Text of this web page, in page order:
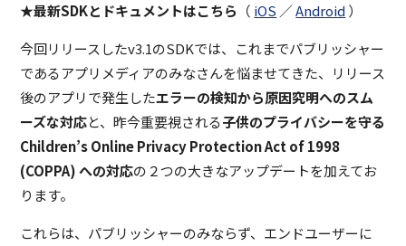
★最新SDKとドキュメントはこちら （ iOS ／Android）
今回リリースしたv3.1のSDKでは、これまでパブリッシャー
であるアプリメディアのみなさんを悩ませてきた、リリース
後のアプリで発生したエラーの検知から原因究明へのスム
ーズな対応と、昨今重要視される子供のプライバシーを守る
Children’s Online Privacy Protection Act of 1998
(COPPA) への対応の２つの大きなアップデートを加えてお
ります。
これらは、パブリッシャーのみならず、エンドユーザーに